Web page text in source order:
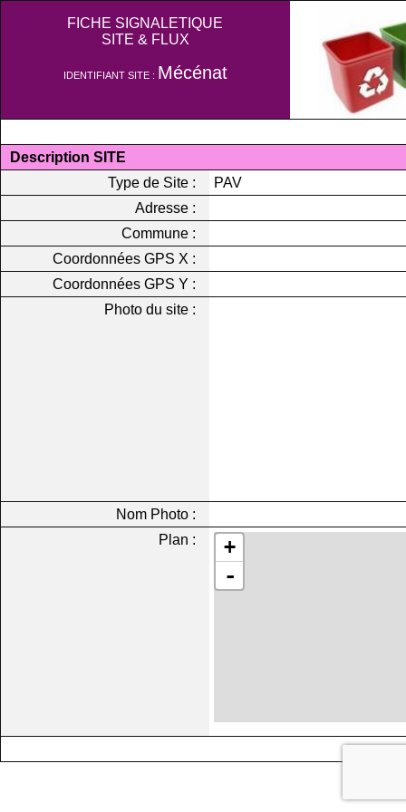
FICHE SIGNALETIQUE
SITE & FLUX
IDENTIFIANT SITE : Mécénat
Description SITE
Type de Site :
PAV
Adresse :
Commune :
Coordonnées GPS X :
Coordonnées GPS Y :
Photo du site :
Nom Photo :
Plan :
+
-